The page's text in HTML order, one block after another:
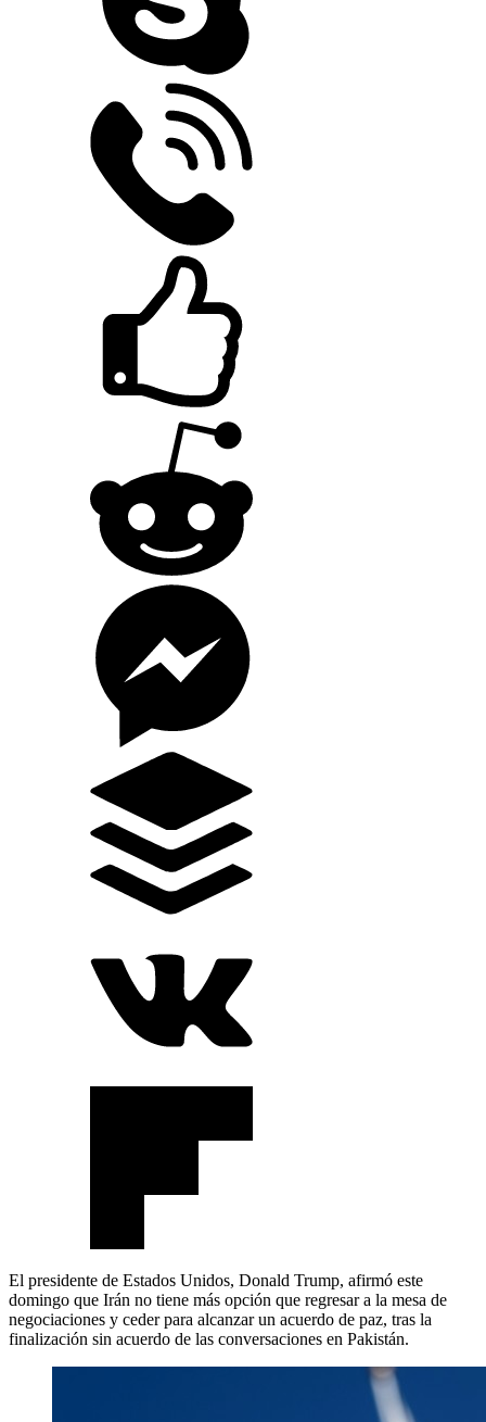
El presidente de Estados Unidos, Donald Trump, afirmó este
domingo que Irán no tiene más opción que regresar a la mesa de
negociaciones y ceder para alcanzar un acuerdo de paz, tras la
finalización sin acuerdo de las conversaciones en Pakistán.